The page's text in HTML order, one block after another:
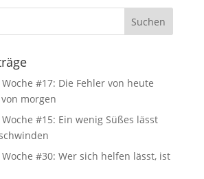
#17: Die Fehler von heute
morgen
#15: Ein wenig Süßes lässt
#30: Wer sich helfen lässt, ist